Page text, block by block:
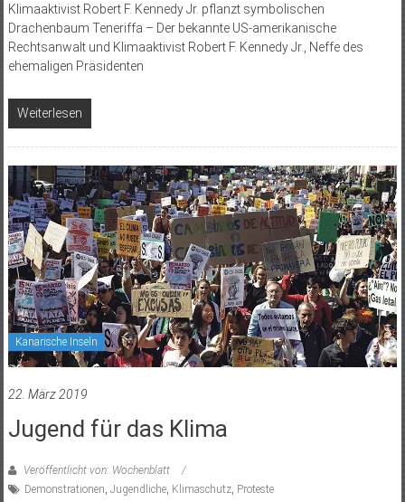
Klimaaktivist Robert F. Kennedy Jr. pflanzt symbolischen
Drachenbaum Teneriffa – Der bekannte US-amerikanische
Rechtsanwalt und Klimaaktivist Robert F. Kennedy Jr., Neffe des
ehemaligen Präsidenten
Weiterlesen
Kanarische Inseln
22. März 2019
Jugend für das Klima
Veröffentlicht von: Wochenblatt
Demonstrationen, Jugendliche, Klimaschutz, Proteste